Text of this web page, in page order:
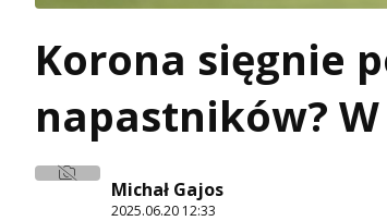
Korona sięgnie
napastników?
Michał Gajos
2025.06.20 12:33